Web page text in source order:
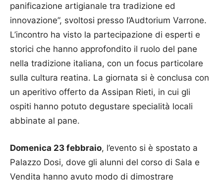
panificazione artigianale tra tradizione ed
innovazione”, svoltosi presso I’Audtorium Varrone.
L’incontro ha visto la partecipazione di esperti e
storici che hanno approfondito il ruolo del pane
nella tradizione italiana, con un focus particolare
sulla cultura reatina. La giornata si è conclusa con
un aperitivo offerto da Assipan Rieti, in cui gli
ospiti hanno potuto degustare specialità locali
abbinate al pane.
Domenica 23 febbraio, l’evento si è spostato a
Palazzo Dosi, dove gli alunni del corso di Sala e
Vendita hanno avuto modo di dimostrare